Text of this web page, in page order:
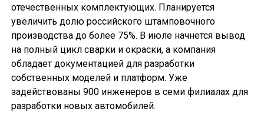
отечественных комплектующих. Планируется
увеличить долю российского штамповочного
производства до более 75%. В июле начнется вывод
на полный цикл сварки и окраски, а компания
обладает документацией для разработки
собственных моделей и платформ. Уже
задействованы 900 инженеров в семи филиалах для
разработки новых автомобилей.